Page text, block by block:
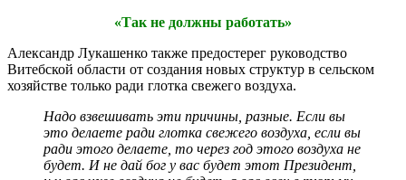
«Так не должны работать»
Александр Лукашенко также предостерег руководство
Витебской области от создания новых структур в сельском
хозяйстве только ради глотка свежего воздуха.
Надо взвешивать эти причины, разные. Если вы
это делаете ради глотка свежего воздуха, если вы
ради этого делаете, то через год этого воздуха не
будет. И не дай бог у вас будет этот Президент,